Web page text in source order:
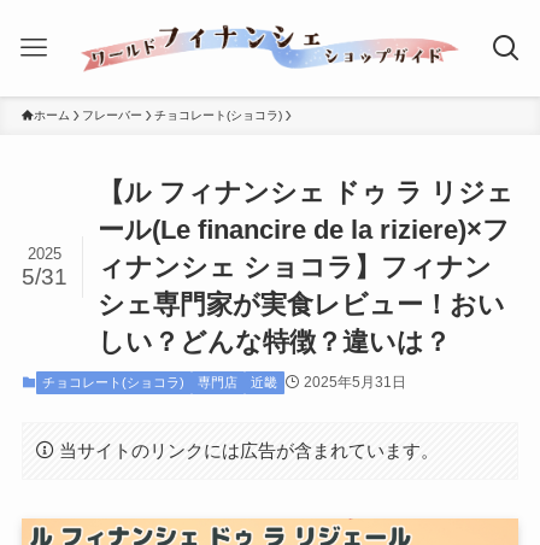
ホーム フレーバー チョコレート(ショコラ)
【ル フィナンシェ ドゥ ラ リジェ
ール(Le ﬁnancire de la riziere)×フ
ィナンシェ ショコラ】フィナン
シェ専門家が実食レビュー！おい
しい？どんな特徴？違いは？
2025
5/31
チョコレート(ショコラ) 専門店 近畿 2025年5月31日
当サイトのリンクには広告が含まれています。